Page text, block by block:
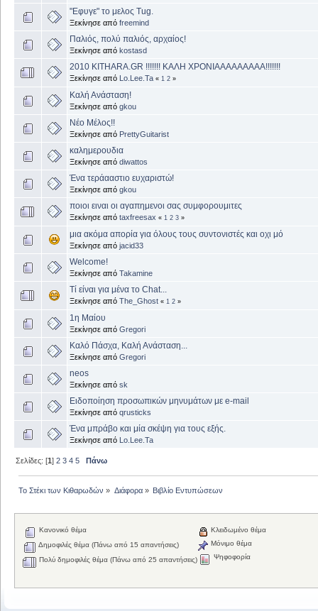
"Εφυγε" το μελος Tug.
Ξεκίνησε από freemind
Παλιός, πολύ παλιός, αρχαίος!
Ξεκίνησε από kostasd
2010 KITHARA.GR !!!!!!! ΚΑΛΗ ΧΡΟΝΙΑΑΑΑΑΑΑΑΑ!!!!!!!
Ξεκίνησε από Lo.Lee.Ta « 1 2 »
Καλή Ανάσταση!
Ξεκίνησε από gkou
Νέο Μέλος!!
Ξεκίνησε από PrettyGuitarist
καλημερουδια
Ξεκίνησε από diwattos
Ένα τεράααστιο ευχαριστώ!
Ξεκίνησε από gkou
ποιοι ειναι οι αγαπημενοι σας συμφορουμιτες
Ξεκίνησε από taxfreesax « 1 2 3 »
μια ακόμα απορία για όλους τους συντονιστές και οχι μό
Ξεκίνησε από jacid33
Welcome!
Ξεκίνησε από Takamine
Τί είναι για μένα το Chat...
Ξεκίνησε από The_Ghost « 1 2 »
1η Μαίου
Ξεκίνησε από Gregori
Καλό Πάσχα, Καλή Ανάσταση...
Ξεκίνησε από Gregori
neos
Ξεκίνησε από sk
Ειδοποίηση προσωπικών μηνυμάτων με e-mail
Ξεκίνησε από qrusticks
Ένα μπράβο και μία σκέψη για τους εξής.
Ξεκίνησε από Lo.Lee.Ta
Σελίδες: [1]2 3 4 5 Πάνω
Το Στέκι των Κιθαρωδών » Διάφορα» Βιβλίο Εντυπώσεων
Κανονικό θέμα
Δημοφιλές θέμα (Πάνω από 15 απαντήσεις)
Πολύ δημοφιλές θέμα (Πάνω από 25 απαντήσεις)
Κλειδωμένο θέμα
Μόνιμο θέμα
Ψηφοφορία